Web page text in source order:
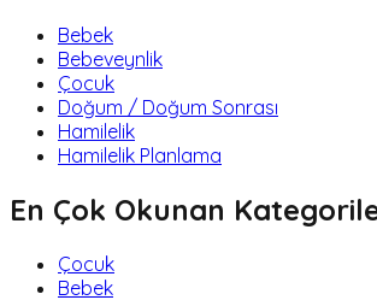
Bebek
Bebeveynlik
Çocuk
Doğum / Doğum Sonrası
Hamilelik
Hamilelik Planlama
En Çok Okunan
Çocuk
Bebek